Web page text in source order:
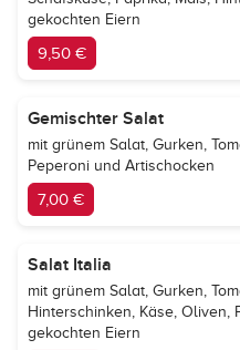
gekochten Eiern
9,50 €
Gemischter Salat
mit grünem Salat, Gurken,
Peperoni und Artischocken
7,00 €
Salat Italia
mit grünem Salat, Gurken,
Hinterschinken, Käse, Oliven,
gekochten Eiern